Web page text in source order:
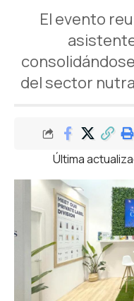
El evento
del sector
Última